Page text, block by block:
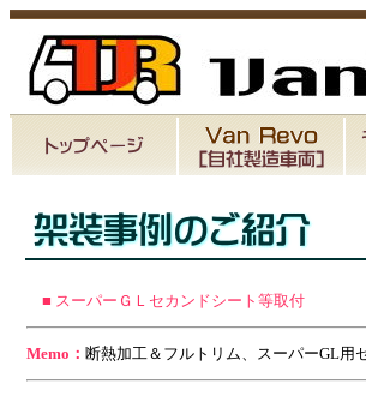
■ スーパーＧＬセカンドシート等取付
Memo： 断熱加工＆フルトリム、スーパーGL用